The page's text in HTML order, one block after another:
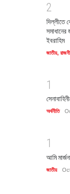
2
দিল্লীতে
ইবরাহিম
জাতীয়,
1
অর্থনীতি
1
আমি
জাতীয়